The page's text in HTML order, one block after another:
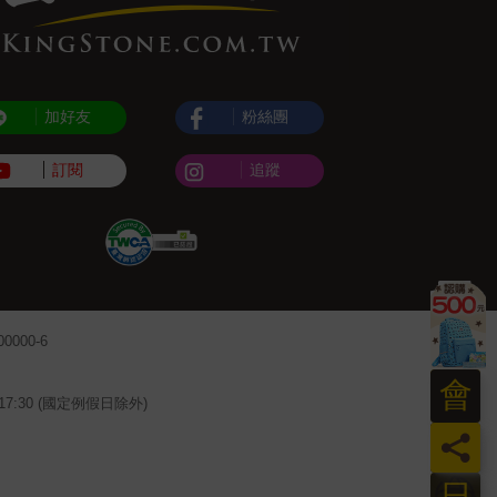
員
會
加好友
訂閱
粉絲團
追蹤
6
(國定例假日除外)